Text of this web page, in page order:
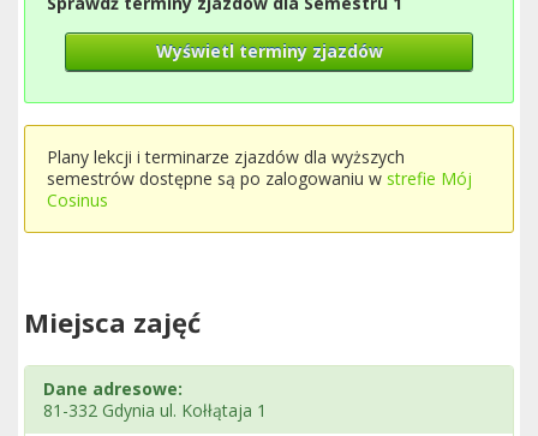
Wyświetl terminy zjazdów
Plany lekcji i terminarze zjazdów dla wyższych
semestrów dostępne są po zalogowaniu w strefie Mój
Cosinus
Miejsca zajęć
Dane adresowe:
81-332 Gdynia ul. Kołłątaja 1